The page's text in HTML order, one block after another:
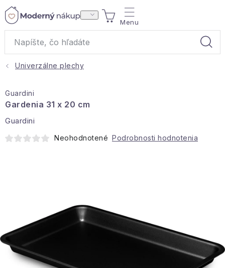
Prejsť
obsah
NÁKUPNÝ
KOŠÍK
Akcie a výpredaj
Darčeky
Bytové vône
Hobby a záhrada
Kolekcia
Univerzálne plechy
Guardini
Gardenia 31 x 20 cm
Guardini
Neohodnotené Podrobnosti hodnotenia